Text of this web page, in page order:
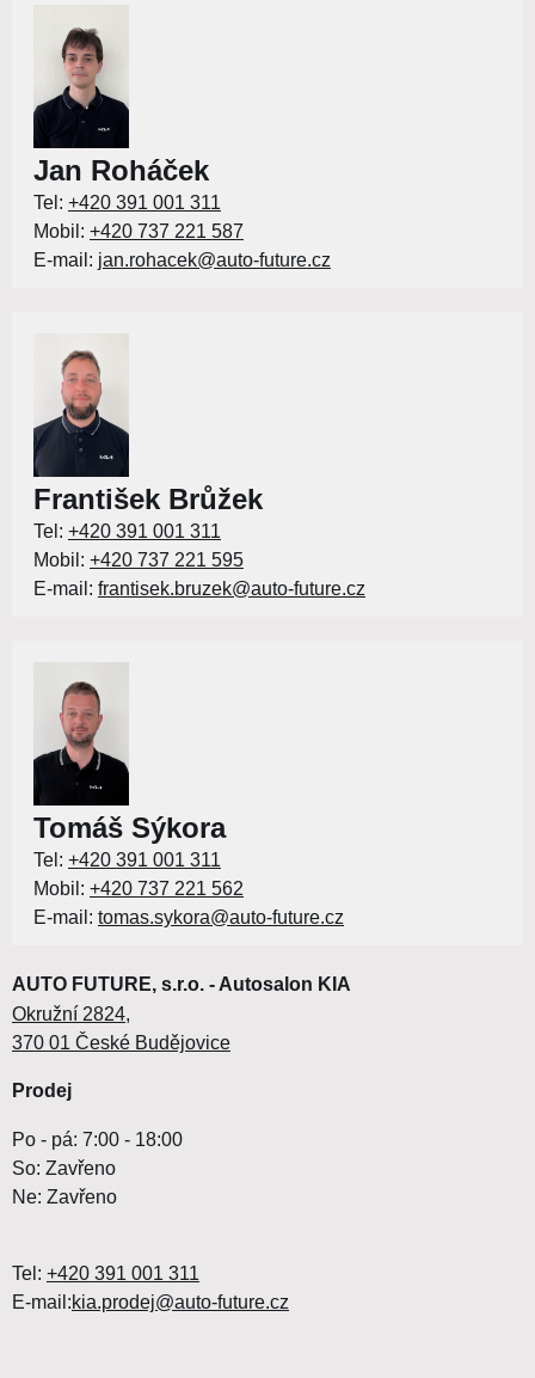
Jan Roháček
Tel: +420 391 001 311
Mobil: +420 737 221 587
E-mail: jan.rohacek@auto-future.cz
František Brůžek
Tel: +420 391 001 311
Mobil: +420 737 221 595
E-mail: frantisek.bruzek@auto-future.cz
Tomáš Sýkora
Tel: +420 391 001 311
Mobil: +420 737 221 562
E-mail: tomas.sykora@auto-future.cz
AUTO FUTURE, s.r.o. - Autosalon KIA
Okružní 2824,
370 01 České Budějovice
Prodej
Po - pá: 7:00 - 18:00
So: Zavřeno
Ne: Zavřeno
Tel: +420 391 001 311
E-mail:kia.prodej@auto-future.cz